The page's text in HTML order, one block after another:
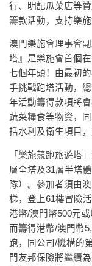
行、明記瓜菜店等
籌款活動，支持樂
澳門樂施會理事會
塔』是樂施會首個
七個年頭！由最初
手挑戰跑塔活動，
年活動籌得款項將
蔬菜糧食等物資，
括水利及衛生項目
「樂施競跑旅遊塔
層全塔及31層半塔
隊）。參加者須由
梯，登上61樓冒險
港幣/澳門幣500元
而籌得港幣/澳門幣
跑，同公司/機構的
門友邦保險將繼續